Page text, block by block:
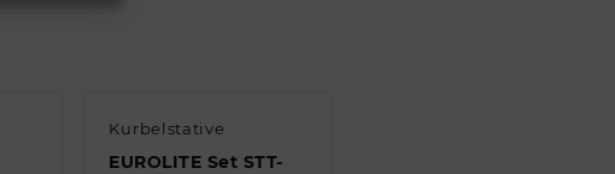
Kurbelstative
EUROLITE Set STT-